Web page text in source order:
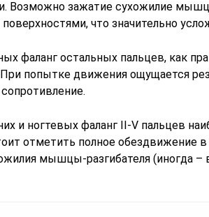
Возможно зажатие сухожилие
что значительно
фаланг остальных пальцев, как
При попытке движения ощущается
и ногтевых фаланг ІІ-V пальцев
отметить полное обездвижение
мышцы-разгибателя (иногда –